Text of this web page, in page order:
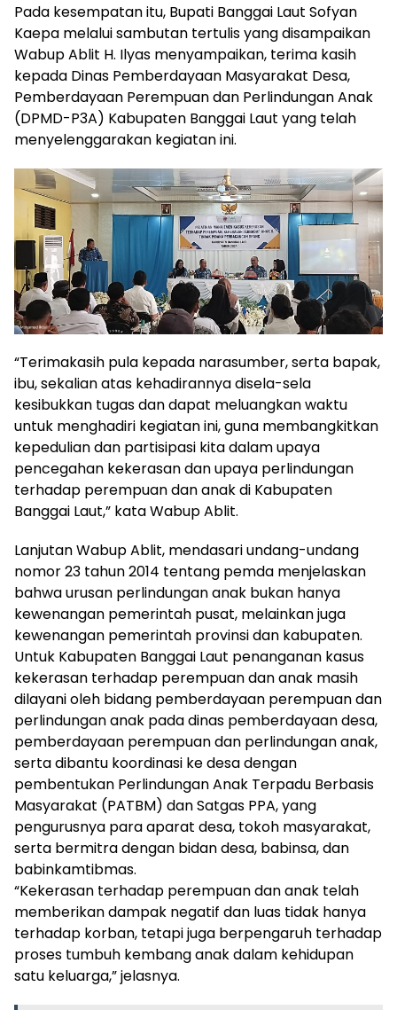
Pada kesempatan itu, Bupati Banggai Laut Sofyan
Kaepa melalui sambutan tertulis yang disampaikan
Wabup Ablit H. Ilyas menyampaikan, terima kasih
kepada Dinas Pemberdayaan Masyarakat Desa,
Pemberdayaan Perempuan dan Perlindungan Anak
(DPMD-P3A) Kabupaten Banggai Laut yang telah
menyelenggarakan kegiatan ini.
“Terimakasih pula kepada narasumber, serta bapak,
ibu, sekalian atas kehadirannya disela-sela
kesibukkan tugas dan dapat meluangkan waktu
untuk menghadiri kegiatan ini, guna membangkitkan
kepedulian dan partisipasi kita dalam upaya
pencegahan kekerasan dan upaya perlindungan
terhadap perempuan dan anak di Kabupaten
Banggai Laut,” kata Wabup Ablit.
Lanjutan Wabup Ablit, mendasari undang-undang
nomor 23 tahun 2014 tentang pemda menjelaskan
bahwa urusan perlindungan anak bukan hanya
kewenangan pemerintah pusat, melainkan juga
kewenangan pemerintah provinsi dan kabupaten.
Untuk Kabupaten Banggai Laut penanganan kasus
kekerasan terhadap perempuan dan anak masih
dilayani oleh bidang pemberdayaan perempuan dan
perlindungan anak pada dinas pemberdayaan desa,
pemberdayaan perempuan dan perlindungan anak,
serta dibantu koordinasi ke desa dengan
pembentukan Perlindungan Anak Terpadu Berbasis
Masyarakat (PATBM) dan Satgas PPA, yang
pengurusnya para aparat desa, tokoh masyarakat,
serta bermitra dengan bidan desa, babinsa, dan
babinkamtibmas.
“Kekerasan terhadap perempuan dan anak telah
memberikan dampak negatif dan luas tidak hanya
terhadap korban, tetapi juga berpengaruh terhadap
proses tumbuh kembang anak dalam kehidupan
satu keluarga,” jelasnya.